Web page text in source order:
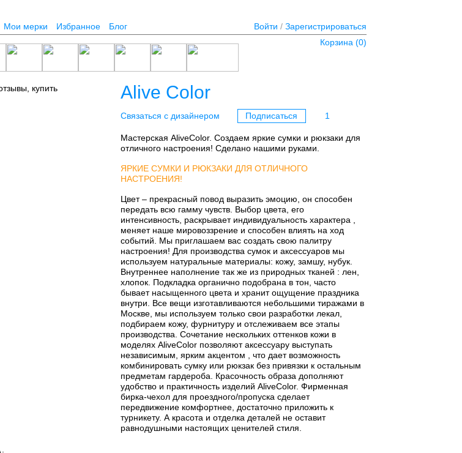
Мои мерки Избранное Блог Войти / Зарегистрироваться
Корзина (0)
Alive Color
Связаться с дизайнером Подписаться 1
Мастерская AliveColor. Создаем яркие сумки и рюкзаки для
отличного настроения! Сделано нашими руками.
ЯРКИЕ СУМКИ И РЮКЗАКИ ДЛЯ ОТЛИЧНОГО
НАСТРОЕНИЯ!
Цвет – прекрасный повод выразить эмоцию, он способен
передать всю гамму чувств. Выбор цвета, его
интенсивность, раскрывает индивидуальность характера ,
меняет наше мировоззрение и способен влиять на ход
событий. Мы приглашаем вас создать свою палитру
настроения! Для производства сумок и аксессуаров мы
используем натуральные материалы: кожу, замшу, нубук.
Внутреннее наполнение так же из природных тканей : лен,
хлопок. Подкладка органично подобрана в тон, часто
бывает насыщенного цвета и хранит ощущение праздника
внутри. Все вещи изготавливаются небольшими тиражами в
Москве, мы используем только свои разработки лекал,
подбираем кожу, фурнитуру и отслеживаем все этапы
производства. Сочетание нескольких оттенков кожи в
моделях AliveColor позволяют аксессуару выступать
независимым, ярким акцентом , что дает возможность
комбинировать сумку или рюкзак без привязки к остальным
предметам гардероба. Красочность образа дополняют
удобство и практичность изделий AliveColor. Фирменная
бирка-чехол для проездного/пропуска сделает
передвижение комфортнее, достаточно приложить к
турникету. А красота и отделка деталей не оставит
равнодушными настоящих ценителей стиля.